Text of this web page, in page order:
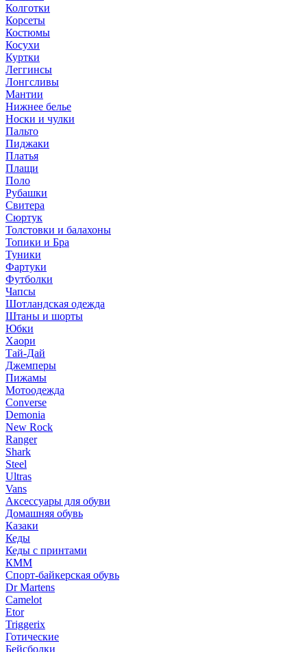
Колготки
Корсеты
Костюмы
Косухи
Куртки
Леггинсы
Лонгсливы
Мантии
Нижнее белье
Носки и чулки
Пальто
Пиджаки
Платья
Плащи
Поло
Рубашки
Свитера
Сюртук
Толстовки и балахоны
Топики и Бра
Туники
Фартуки
Футболки
Чапсы
Шотландская одежда
Штаны и шорты
Юбки
Хаори
Тай-Дай
Джемперы
Пижамы
Мотоодежда
Converse
Demonia
New Rock
Ranger
Shark
Steel
Ultras
Vans
Аксессуары для обуви
Домашняя обувь
Казаки
Кеды
Кеды с принтами
КММ
Спорт-байкерская обувь
Dr Martens
Camelot
Etor
Triggerix
Готические
Бейсболки